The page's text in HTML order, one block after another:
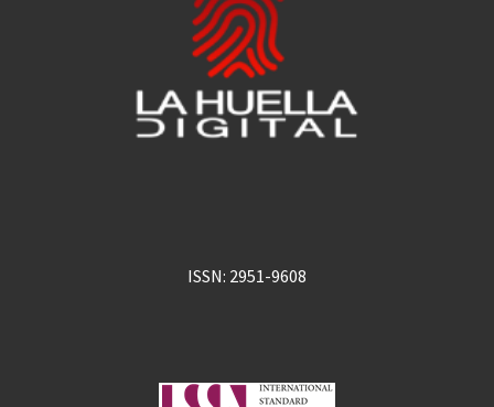
ISSN: 2951-9608